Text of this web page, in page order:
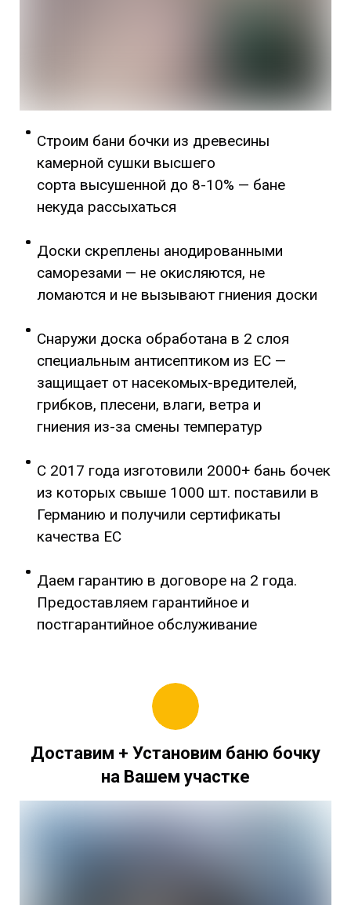
Строим бани бочки из древесины
камерной сушки высшего
сорта высушенной до 8-10% — бане
некуда рассыхаться
Доски скреплены анодированными
саморезами — не окисляются, не
ломаются и не вызывают гниения доски
Снаружи доска обработана в 2 слоя
специальным антисептиком из ЕС —
защищает от насекомых-вредителей,
грибков, плесени, влаги, ветра и
гниения из-за смены температур
С 2017 года изготовили 2000+ бань бочек
из которых свыше 1000 шт. поставили в
Германию и получили сертификаты
качества ЕС
Даем гарантию в договоре на 2 года.
Предоставляем гарантийное и
постгарантийное обслуживание
Доставим + Установим баню бочку
на Вашем участке